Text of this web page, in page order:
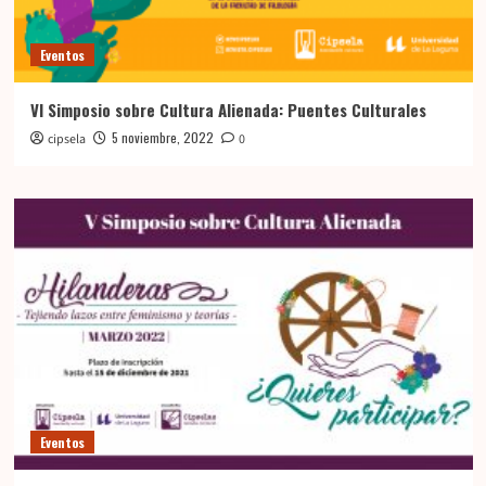
Eventos
VI Simposio sobre Cultura Alienada: Puentes Culturales
cipsela 5 noviembre, 2022 0
Eventos